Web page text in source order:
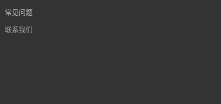
常见问题
联系我们